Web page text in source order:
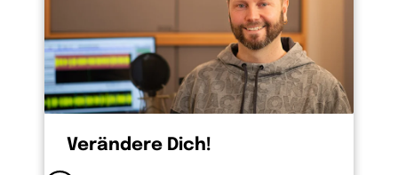
Verändere Dich!